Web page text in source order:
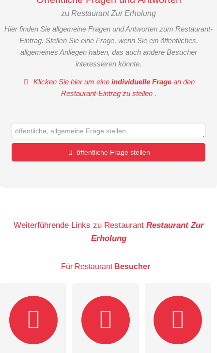
zu Restaurant Zur Erholung
Hier finden Sie allgemeine Fragen und Antworten zum Restaurant-
Eintrag. Stellen Sie eine Frage, wenn Sie ein öffentliches,
allgemeines Anliegen haben, das auch andere Besucher
interessieren könnte.
Klicken Sie hier um eineindividuelle Frage an den
Restaurant-Eintrag zu stellen .
öffentliche Frage stellen
Weiterführende Links zu Restaurant Restaurant Zur
Erholung
Für Restaurant Besucher